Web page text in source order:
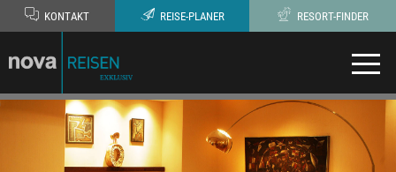
KONTAKT REISE-PLANER RESORT-FINDER